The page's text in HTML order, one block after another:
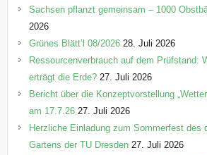
r
e
n
Sachsen pflanzt gemeinsam – 1000
2026
Grünes Blätt’l 08/2026 28. Juli 2026
Ressourcenverbrauch auf dem Prüfstand:
erträgt die Erde? 27. Juli 2026
Bericht über die Konzeptvorstellung
am 17.7.26 27. Juli 2026
Herzliche Einladung zum Sommerfest des
Gartens der TU Dresden 27. Juli 2026